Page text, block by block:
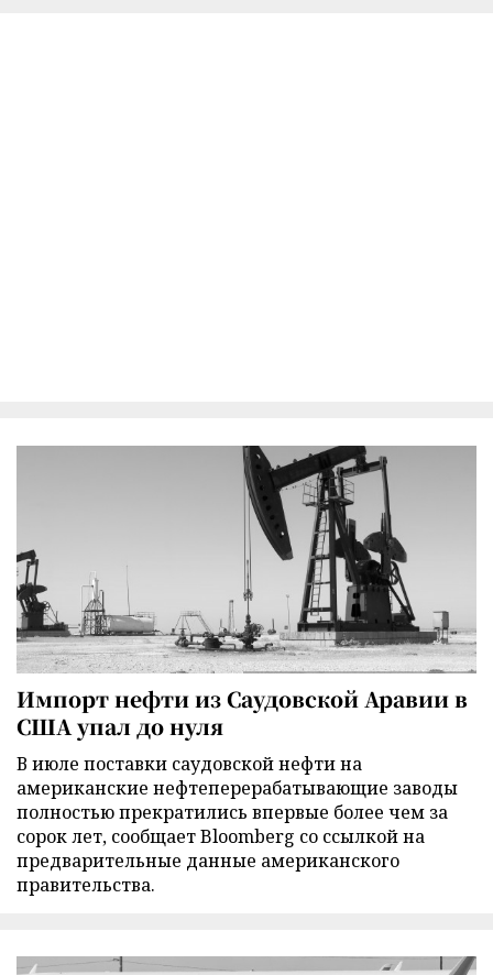
Импорт нефти из Саудовской Аравии в
США упал до нуля
В июле поставки саудовской нефти на
американские нефтеперерабатывающие заводы
полностью прекратились впервые более чем за
сорок лет, сообщает Bloomberg со ссылкой на
предварительные данные американского
правительства.